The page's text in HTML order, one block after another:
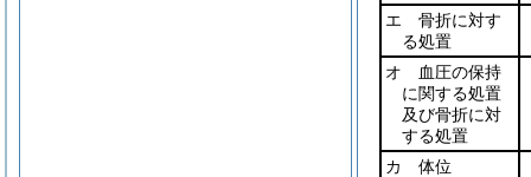
エ 骨折に対す
る処置
オ 血圧の保持
に関する処置
及び骨折に対
する処置
カ 体位